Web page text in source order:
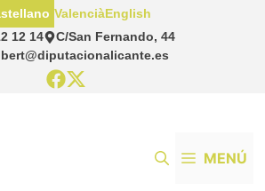
12 14
C/San Fernando, 44
ValenciàEnglish
MENÚ